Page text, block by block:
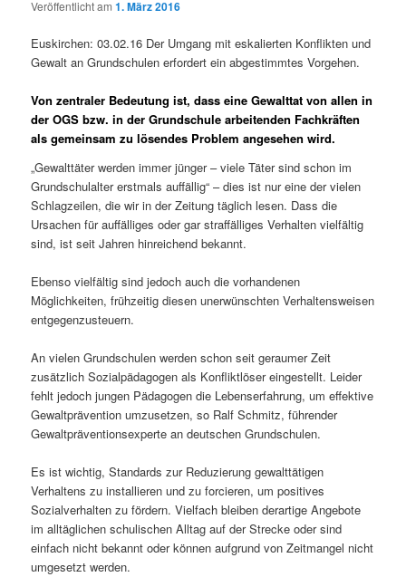
Veröffentlicht am1. März 2016
Euskirchen: 03.02.16 Der Umgang mit eskalierten Konflikten und
Gewalt an Grundschulen erfordert ein abgestimmtes Vorgehen.
Von zentraler Bedeutung ist, dass eine Gewalttat von allen in
der OGS bzw. in der Grundschule arbeitenden Fachkräften
als gemeinsam zu lösendes Problem angesehen wird.
„Gewalttäter werden immer jünger – viele Täter sind schon im
Grundschulalter erstmals auffällig“ – dies ist nur eine der vielen
Schlagzeilen, die wir in der Zeitung täglich lesen. Dass die
Ursachen für auffälliges oder gar straffälliges Verhalten vielfältig
sind, ist seit Jahren hinreichend bekannt.
Ebenso vielfältig sind jedoch auch die vorhandenen
Möglichkeiten, frühzeitig diesen unerwünschten Verhaltensweisen
entgegenzusteuern.
An vielen Grundschulen werden schon seit geraumer Zeit
zusätzlich Sozialpädagogen als Konfliktlöser eingestellt. Leider
fehlt jedoch jungen Pädagogen die Lebenserfahrung, um effektive
Gewaltprävention umzusetzen, so Ralf Schmitz, führender
Gewaltpräventionsexperte an deutschen Grundschulen.
Es ist wichtig, Standards zur Reduzierung gewalttätigen
Verhaltens zu installieren und zu forcieren, um positives
Sozialverhalten zu fördern. Vielfach bleiben derartige Angebote
im alltäglichen schulischen Alltag auf der Strecke oder sind
einfach nicht bekannt oder können aufgrund von Zeitmangel nicht
umgesetzt werden.